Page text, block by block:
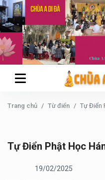
Trang chủ Từ điển Tự Điển
Tự Điển Phật Học
19/02/2025